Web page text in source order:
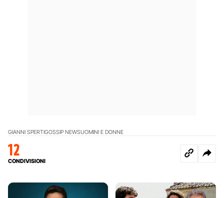
GIANNI SPERTIGOSSIP NEWSUOMINI E DONNE
12
CONDIVISIONI